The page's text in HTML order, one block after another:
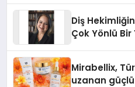
Diş
Çok Yönlü
Mirabellix,
uzanan